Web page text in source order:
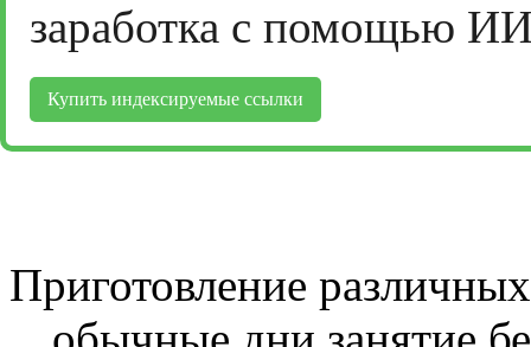
заработка с помощью
Купить индексируемые ссылки
Приготовление